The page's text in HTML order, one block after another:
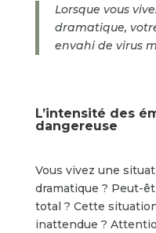
Lorsque vous
dramatique,
envahi de virus
L’intensité des
dangereuse
Vous vivez une
dramatique ? Peut-
total ? Cette
inattendue ?